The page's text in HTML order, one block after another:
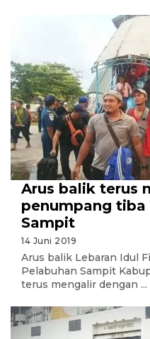
Arus balik terus
penumpang tiba
Sampit
14 Juni 2019
Arus balik Lebaran Idul
Pelabuhan Sampit
terus mengalir dengan ...